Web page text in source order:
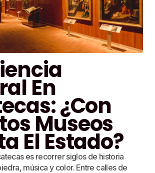
En
¿Con
Museos
El Estado?
es recorrer siglos de historia
música y color. Entre calles de